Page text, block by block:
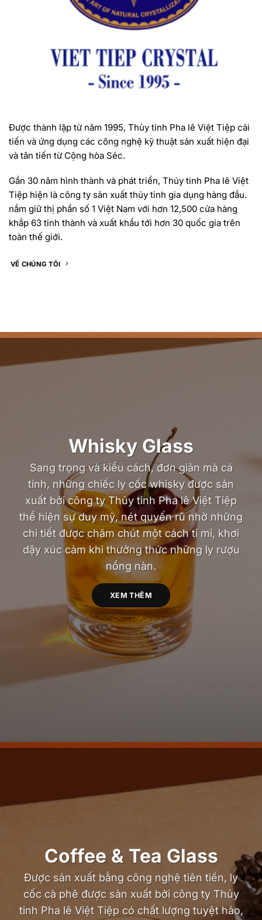
Được thành lập từ năm 1995, Thủy tinh Pha lê Việt Tiệp cải
tiến và ứng dụng các công nghệ kỹ thuật sản xuất hiện đại
và tân tiến từ Cộng hòa Séc.
Gần 30 năm hình thành và phát triển, Thủy tinh Pha lê Việt
Tiệp hiện là công ty sản xuất thủy tinh gia dụng hàng đầu.
nắm giữ thị phần số 1 Việt Nam với hơn 12,500 cửa hàng
khắp 63 tỉnh thành và xuất khẩu tới hơn 30 quốc gia trên
toàn thế giới.
VỀ CHÚNG TÔI
Whisky Glass
Sang trọng và kiểu cách, đơn giản mà cá
tính, những chiếc ly cốc whisky được sản
xuất bởi công ty Thủy tinh Pha lê Việt Tiệp
thể hiện sự duy mỹ, nét quyến rũ nhờ những
chi tiết được chăm chút một cách tỉ mỉ, khơi
dậy xúc cảm khi thưởng thức những ly rượu
nồng nàn.
XEM THÊM
Coffee & Tea Glass
Được sản xuất bằng công nghệ tiên tiến, ly
cốc cà phê được sản xuất bởi công ty Thủy
tinh Pha lê Việt Tiệp có chất lượng tuyệt hảo,